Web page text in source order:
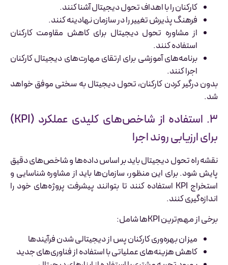
کارکنان را با اهداف تحول دیجیتال آشنا کنند.
فرهنگ پذیرش تغییر را در سازمان نهادینه کنند.
از مشاوره تحول دیجیتال برای کاهش مقاومت کارکنان
استفاده کنند.
برنامه‌های آموزشی برای ارتقای مهارت‌های دیجیتال کارکنان
اجرا کنند.
بدون درگیر کردن کارکنان، تحول دیجیتال به سختی موفق خواهد
شد.
۳. استفاده از شاخص‌های کلیدی عملکرد (KPI)
برای ارزیابی روند اجرا
نقشه راه تحول دیجیتال باید بر اساس داده‌ها و شاخص‌های دقیق
پایش شود. برای این منظور، سازمان‌ها باید از مشاوره شناسایی و
استخراج KPI استفاده کنند تا بتوانند پیشرفت پروژه‌های خود را
اندازه‌گیری کنند.
برخی از مهم‌ترین KPIها شامل:
میزان بهره‌وری کارکنان پس از دیجیتالی شدن فرآیندها
کاهش هزینه‌های عملیاتی با استفاده از فناوری‌های جدید